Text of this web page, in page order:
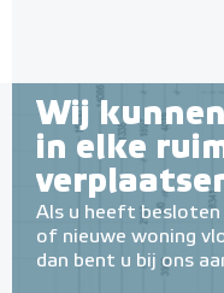
Wij
in elke
Als u heeft besloten
of nieuwe woning
dan bent u bij ons